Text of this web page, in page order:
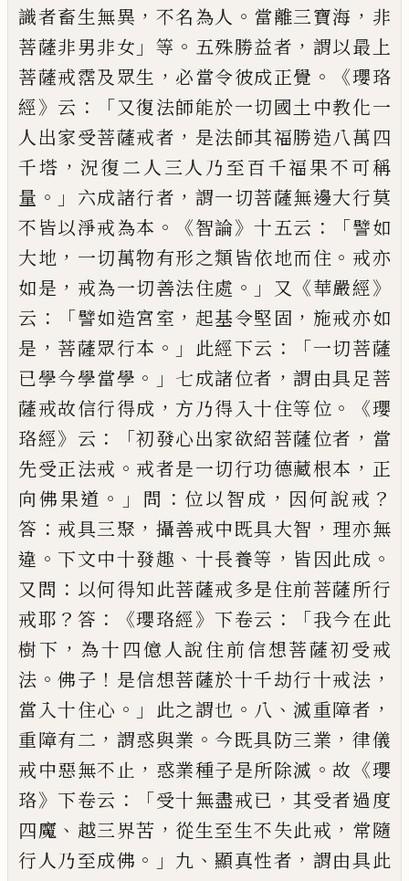
識者畜生無異 ， 不名為人 。 當離三寶海 ， 非
菩薩非男非女 」 等 。 五殊勝益者 ， 謂以最上
菩薩戒霑及眾生 ， 必當令彼成正覺 。《瓔珞
經》 云 ：「又復法師能於一切國土中教化一
人出家受菩薩戒者 ， 是法師其福勝造八萬四
千塔 ，況復二人三人乃至百千福果不可稱
量 。」 六成諸行者 ， 謂一切菩薩無邊大行莫
不皆以淨戒為本 。《智論》十五云 ：「譬如
大地 ， 一切萬物有形之類皆依地而住 。 戒亦
如是 ， 戒為一切善法住處 。」 又 《華嚴經》
云 ：「譬如造宮室 ， 起基令堅固 ， 施戒亦如
是 ， 菩薩眾行本 。」 此經下云 ：「一切菩薩
已學今學當學 。」 七成諸位者 ，謂由具足菩
薩戒故信行得成 ， 方乃得入十住等位 。《瓔
珞經》 云 ：「初發心出家欲紹菩薩位者 ， 當
先受正法戒 。 戒者是一切行功德藏根本 ， 正
向佛果道 。」 問 ： 位以智成 ， 因何說戒 ？
答 ： 戒具三聚 ， 攝善戒中既具大智 ， 理亦無
違 。 下文中十發趣 、 十長養等 ， 皆因此成 。
又問 ： 以何得知此菩薩戒多是住前菩薩所行
戒耶 ？ 答 ：《瓔珞經》 下卷云 ：「我今在此
樹下 ， 為十四億人說住前信想菩薩初受戒
法 。佛子 ！ 是信想菩薩於十千劫行十戒法 ，
當入十住心 。」 此之謂也 。 八 、滅重障者 ，
重障有二 ， 謂惑與業 。 今既具防三業 ，律儀
戒中惡無不止 ， 惑業種子是所除滅 。故 《瓔
珞》 下卷云 ：「受十無盡戒已 ，其受者過度
四魔 、 越三界苦 ， 從生至生不失此戒 ， 常隨
行人乃至成佛 。」 九 、 顯真性者 ， 謂由具此